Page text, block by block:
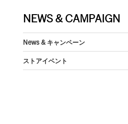
NEWS & CAMPAIGN
News & キャンペーン
ストアイベント